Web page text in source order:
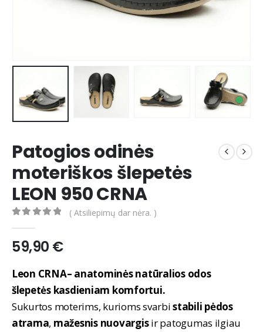
Patogios odinės
moteriškos šlepetės
LEON 950 CRNA
( Atsiliepimų dar nėra. )
59,90 €
Leon CRNA– anatominės natūralios odos
šlepetės kasdieniam komfortui.
Sukurtos moterims, kurioms svarbistabili pėdos
atrama, mažesnis nuovargisir patogumas ilgiau